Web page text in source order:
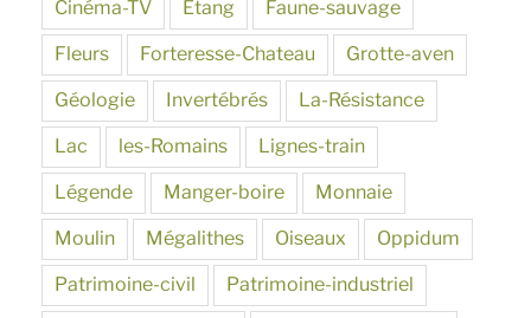
Cinéma-TV Etang Faune-sauvage
Fleurs Forteresse-Chateau Grotte-aven
Géologie Invertébrés La-Résistance
Lac les-Romains Lignes-train
Légende Manger-boire Monnaie
Moulin Mégalithes Oiseaux Oppidum
Patrimoine-civil Patrimoine-industriel